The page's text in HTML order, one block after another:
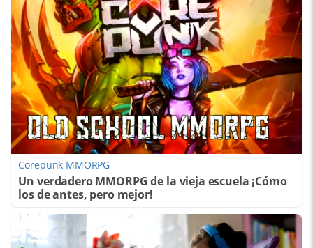
Corepunk MMORPG
Un verdadero MMORPG de la vieja escuela ¡Cómo
los de antes, pero mejor!